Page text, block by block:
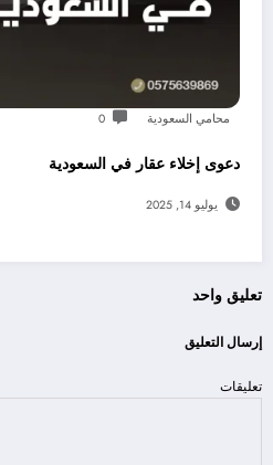
محامي السعودية 0
دعوى إخلاء عقار في السعودية
يوليو 14, 2025
تعليق واحد
إرسال التعليق
تعليقات